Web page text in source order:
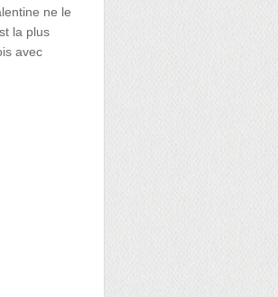
ne le
la plus
avec